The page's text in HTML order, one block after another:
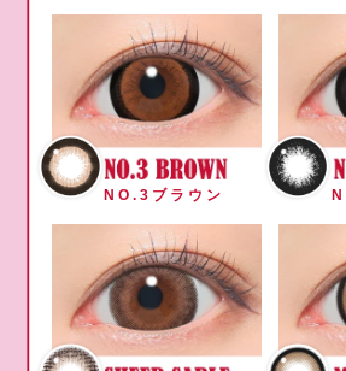
NO.3ブラウン